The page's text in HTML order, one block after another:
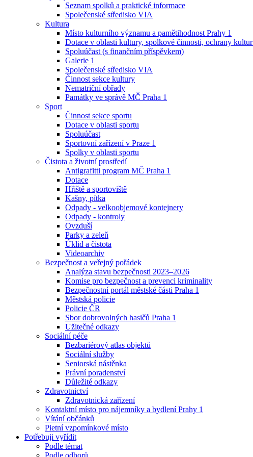
Seznam spolků a praktické informace
Společenské středisko VIA
Kultura
Místo kulturního významu a pamětihodnost Prahy 1
Dotace v oblasti kultury, spolkové činnosti, ochrany
Spoluúčast (s finančním příspěvkem)
Galerie 1
Společenské středisko VIA
Činnost sekce kultury
Nematriční obřady
Památky ve správě MČ Praha 1
Sport
Činnost sekce sportu
Dotace v oblasti sportu
Spoluúčast
Sportovní zařízení v Praze 1
Spolky v oblasti sportu
Čistota a životní prostředí
Antigrafitti program MČ Praha 1
Dotace
Hřiště a sportoviště
Kašny, pítka
Odpady - velkoobjemové kontejnery
Odpady - kontroly
Ovzduší
Parky a zeleň
Úklid a čistota
Videoarchiv
Bezpečnost a veřejný pořádek
Analýza stavu bezpečnosti 2023–2026
Komise pro bezpečnost a prevenci kriminality
Bezpečnostní portál městské části Praha 1
Městská policie
Policie ČR
Sbor dobrovolných hasičů Praha 1
Užitečné odkazy
Sociální péče
Bezbariérový atlas objektů
Sociální služby
Seniorská nástěnka
Právní poradenství
Důležité odkazy
Zdravotnictví
Zdravotnická zařízení
Kontaktní místo pro nájemníky a bydlení Prahy 1
Vítání občánků
Pietní vzpomínkové místo
Potřebuji vyřídit
Podle témat